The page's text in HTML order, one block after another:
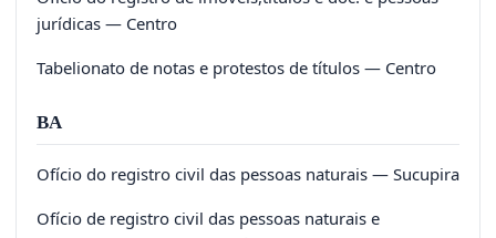
jurídicas — Centro
Tabelionato de notas e protestos de títulos — Centro
BA
Ofício do registro civil das pessoas naturais — Sucupira
Ofício de registro civil das pessoas naturais e